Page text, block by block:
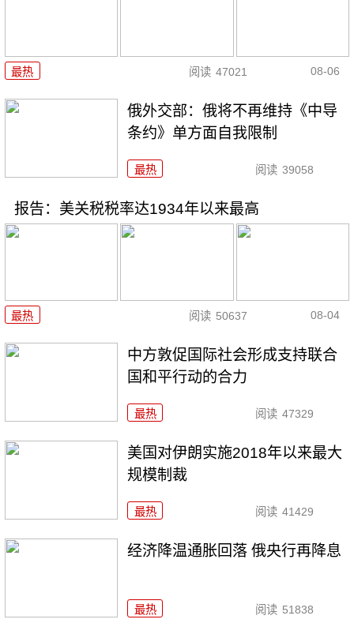
最热 阅读 47021 08-06
俄外交部：俄将不再维持《中导
条约》单方面自我限制
最热 阅读 39058
报告：美关税税率达1934年以来最高
最热 阅读 50637 08-04
中方敦促国际社会形成支持联合
国和平行动的合力
最热 阅读 47329
美国对伊朗实施2018年以来最大
规模制裁
最热 阅读 41429
经济降温通胀回落 俄央行再降息
最热 阅读 51838